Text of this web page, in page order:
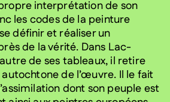
interprétation de son
les codes de la peinture
définir et réaliser un
de la vérité. Dans Lac-
de ses tableaux, il retire
de l’œuvre. Il le fait
dont son peuple est